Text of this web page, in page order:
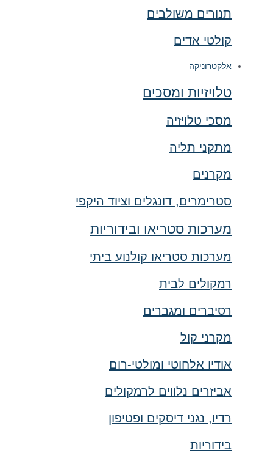
תנורים משולבים
קולטי אדים
אלקטרוניקה
טלויזיות ומסכים
מסכי טלויזיה
מתקני תליה
מקרנים
סטרימרים, דונגלים וציוד היקפי
מערכות סטריאו ובידוריות
מערכות סטריאו קולנוע ביתי
רמקולים לבית
רסיברים ומגברים
מקרני קול
אודיו אלחוטי ומולטי-רום
אביזרים נלווים לרמקולים
רדיו, נגני דיסקים ופטיפון
בידוריות